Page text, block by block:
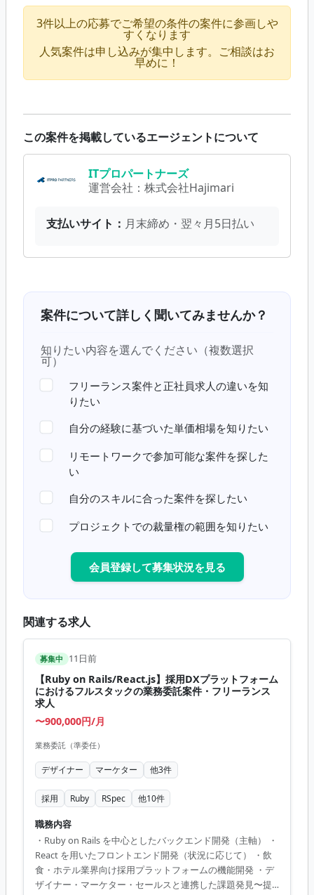
3件以上の応募でご希望の条件の案件に参画しや
すくなります
人気案件は申し込みが集中します。ご相談はお
早めに！
この案件を掲載しているエージェントについて
ITプロパートナーズ
運営会社： 株式会社Hajimari
支払いサイト： 月末締め・翌々月5日払い
案件について詳しく聞いてみませんか？
知りたい内容を選んでください（複数選択
可）
フリーランス案件と正社員求人の違いを知
りたい
自分の経験に基づいた単価相場を知りたい
リモートワークで参加可能な案件を探した
い
自分のスキルに合った案件を探したい
プロジェクトでの裁量権の範囲を知りたい
会員登録して募集状況を見る
関連する求人
募集中 11日前
【Ruby on Rails/React.js】採用DXプラットフォーム
におけるフルスタックの業務委託案件・フリーランス
求人
〜900,000円/月
業務委託（準委任）
デザイナー マーケター 他3件
採用 Ruby RSpec 他10件
職務内容
・Ruby on Rails を中心としたバックエンド開発（主軸） ・
React を用いたフロントエンド開発（状況に応じて） ・飲
食・ホテル業界向け採用プラットフォームの機能開発 ・デ
ザイナー・マーケター・セールスと連携した課題発見〜提